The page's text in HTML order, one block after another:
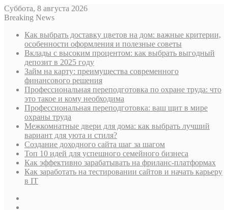
Суббота, 8 августа 2026
Breaking News
Как выбрать доставку цветов на дом: важные критерии,
особенности оформления и полезные советы
Вклады с высоким процентом: как выбрать выгодный
депозит в 2025 году
Займ на карту: преимущества современного
финансового решения
Профессиональная переподготовка по охране труда: что
это такое и кому необходима
Профессиональная переподготовка: ваш щит в мире
охраны труда
Межкомнатные двери для дома: как выбрать лучший
вариант для уюта и стиля?
Создание доходного сайта шаг за шагом
Топ 10 идей для успешного семейного бизнеса
Как эффективно зарабатывать на фриланс-платформах
Как заработать на тестировании сайтов и начать карьеру
в IT